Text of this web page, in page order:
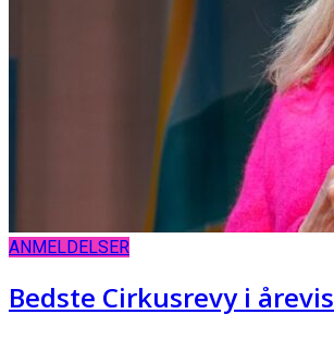
ANMELDELSER
Bedste Cirkusrevy i årevis